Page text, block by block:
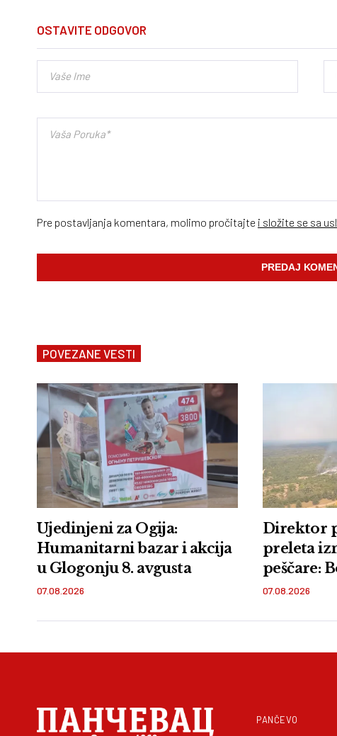
OSTAVITE ODGOVOR
Pre postavljanja komentara, molimo pročitajte i složite se sa
POVEZANE VESTI
Ujedinjeni za Ogija:
Humanitarni bazar i akcija
u Glogonju 8. avgusta
07.08.2026
Direktor
preleta
peščare:
zemlje i iz
07.08.2026
PANČEVO